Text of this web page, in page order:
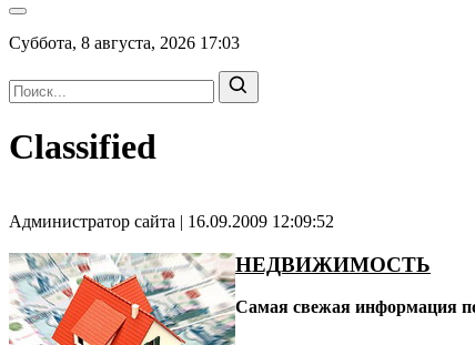
Суббота, 8 августа, 2026 17:03
Classified
Администратор сайта | 16.09.2009 12:09:52
НЕДВИЖИМОСТЬ
Самая свежая информация